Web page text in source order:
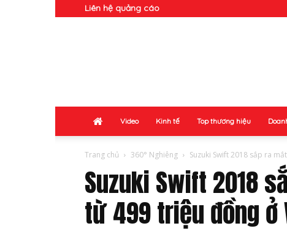
Liên hệ quảng cáo
Video Kinh tế Top thương hiệu
Trang chủ 360° Nghiêng Suzuki Swift 2018 sắp ra
Suzuki Swift 2018
từ 499 triệu đồng ở